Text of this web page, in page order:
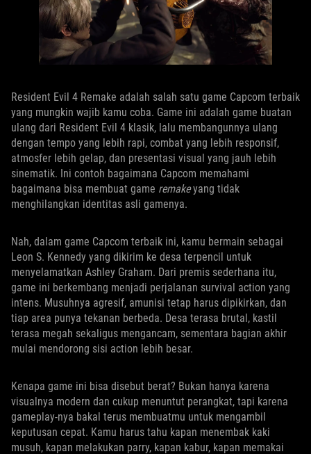
Resident Evil 4 Remake adalah salah satu game Capcom terbaik
yang mungkin wajib kamu coba. Game ini adalah game buatan
ulang dari Resident Evil 4 klasik, lalu membangunnya ulang
dengan tempo yang lebih rapi, combat yang lebih responsif,
atmosfer lebih gelap, dan presentasi visual yang jauh lebih
sinematik. Ini contoh bagaimana Capcom memahami
bagaimana bisa membuat game remakeyang tidak
menghilangkan identitas asli gamenya.
Nah, dalam game Capcom terbaik ini, kamu bermain sebagai
Leon S. Kennedy yang dikirim ke desa terpencil untuk
menyelamatkan Ashley Graham. Dari premis sederhana itu,
game ini berkembang menjadi perjalanan survival action yang
intens. Musuhnya agresif, amunisi tetap harus dipikirkan, dan
tiap area punya tekanan berbeda. Desa terasa brutal, kastil
terasa megah sekaligus mengancam, sementara bagian akhir
mulai mendorong sisi action lebih besar.
Kenapa game ini bisa disebut berat? Bukan hanya karena
visualnya modern dan cukup menuntut perangkat, tapi karena
gameplay-nya bakal terus membuatmu untuk mengambil
keputusan cepat. Kamu harus tahu kapan menembak kaki
musuh, kapan melakukan parry, kapan kabur, kapan memakai